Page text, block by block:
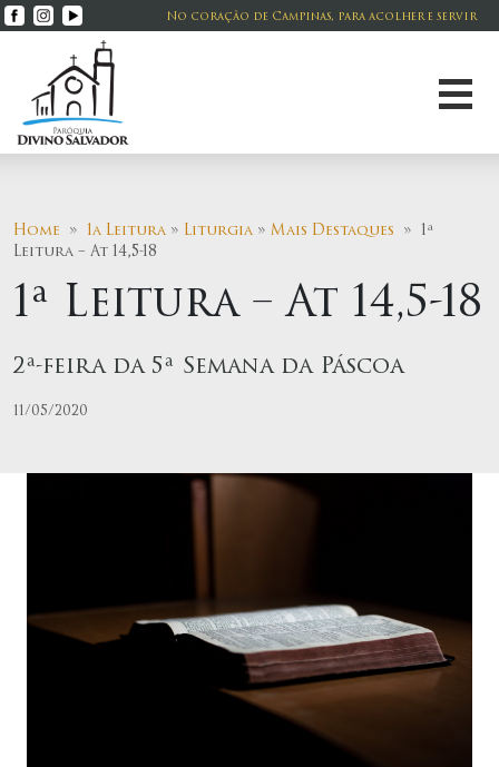
No coração de Campinas, para acolher e servir
Home » 1a Leitura » Liturgia » Mais Destaques » 1ª
Leitura – At 14,5-18
1ª Leitura – At 14,5-18
2ª-feira da 5ª Semana da Páscoa
11/05/2020